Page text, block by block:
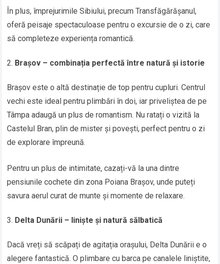
În plus, împrejurimile Sibiului, precum Transfăgărășanul,
oferă peisaje spectaculoase pentru o excursie de o zi, care
să completeze experiența romantică.
Brașov – combinația perfectă între natură și istorie
Brașov este o altă destinație de top pentru cupluri. Centrul
vechi este ideal pentru plimbări în doi, iar priveliștea de pe
Tâmpa adaugă un plus de romantism. Nu ratați o vizită la
Castelul Bran, plin de mister și povești, perfect pentru o zi
de explorare împreună.
Pentru un plus de intimitate, cazați-vă la una dintre
pensiunile cochete din zona Poiana Brașov, unde puteți
savura aerul curat de munte și momente de relaxare.
Delta Dunării – liniște și natură sălbatică
Dacă vreți să scăpați de agitația orașului, Delta Dunării e o
alegere fantastică. O plimbare cu barca pe canalele liniștite,